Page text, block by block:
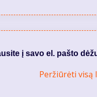
į savo el. pašto
Peržiūrėti visą